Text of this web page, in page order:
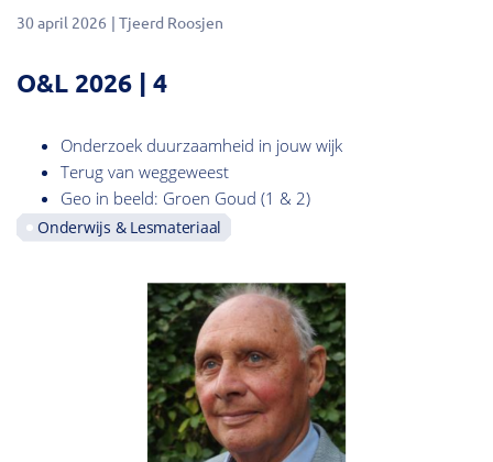
30 april 2026 Tjeerd Roosjen
O&L 2026 | 4
Onderzoek duurzaamheid in jouw wijk
Terug van weggeweest
Geo in beeld: Groen Goud (1 & 2)
Onderwijs & Lesmateriaal